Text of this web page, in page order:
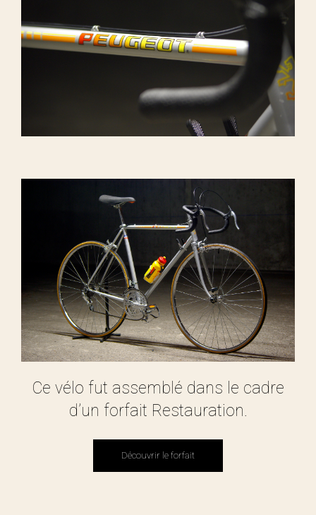
Ce vélo fut assemblé dans le cadre
d’un forfait Restauration.
Découvrir le forfait
Découvrir le forfait